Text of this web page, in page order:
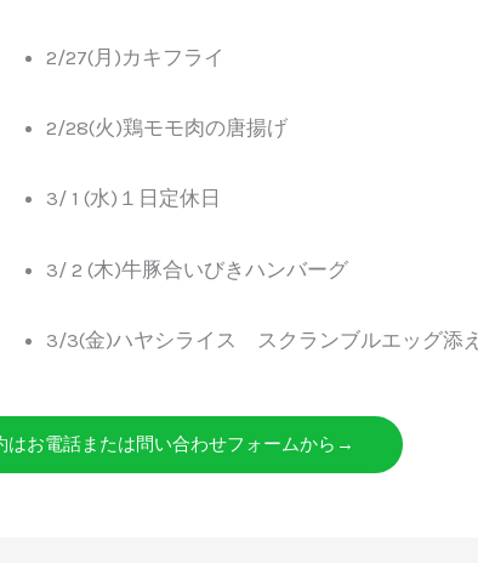
2/27(月)カキフライ
2/28(火)鶏モモ肉の唐揚げ
3/ 1 (水)１日定休日
3/ 2 (木)牛豚合いびきハンバーグ
3/3(金)ハヤシライス スクランブルエッグ添え
はお電話または問い合わせフォームから→